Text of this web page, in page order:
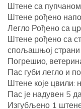
Штене са
Штене рођено
Легло Рођено са
Штене рођено са
спољашњој страни
Погрешио,
Пас губи легло и
Штене које цвили:
Пас је надувен 5
Изгубљено 1